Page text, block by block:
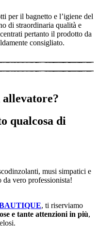
per il bagnetto e l’igiene del
di straordinaria qualità e
pertanto il prodotto da
consigliato.
allevatore?
qualcosa di
musi simpatici e
da vero professionista!
, ti riserviamo
e tante attenzioni in più,